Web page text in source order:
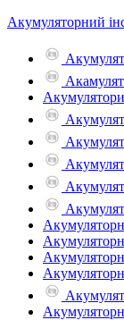
Акумуляторний
Акумулятори